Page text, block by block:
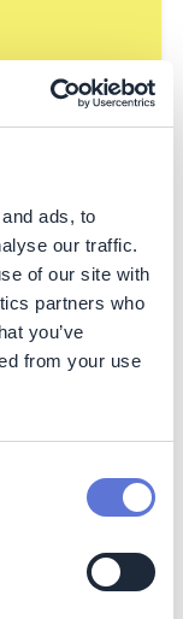
ads, to
our traffic.
of our site with
partners who
you’ve
from your use